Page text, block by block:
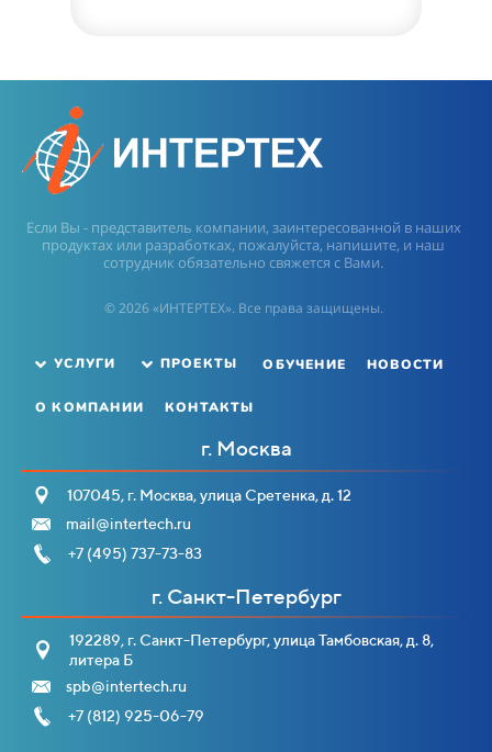
Если Вы - представитель компании, заинтересованной в наших
продуктах или разработках, пожалуйста, напишите, и наш
сотрудник обязательно свяжется с Вами.
© 2026 «ИНТЕРТЕХ». Все права защищены.
УСЛУГИ ПРОЕКТЫ ОБУЧЕНИЕ НОВОСТИ
О КОМПАНИИ КОНТАКТЫ
г. Москва
107045, г. Москва, улица Сретенка, д. 12
mail@intertech.ru
+7 (495) 737-73-83
г. Санкт-Петербург
192289, г. Санкт-Петербург, улица Тамбовская, д. 8,
литера Б
spb@intertech.ru
+7 (812) 925-06-79